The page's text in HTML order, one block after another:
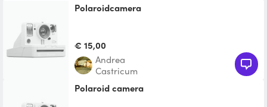
Polaroidcamera
€ 15,00
Andrea
Castricum
polaroid camera